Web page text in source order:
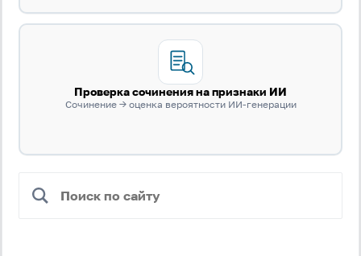
Проверка сочинения на признаки ИИ
Сочинение → оценка вероятности ИИ-генерации